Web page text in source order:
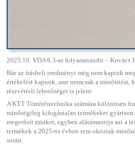
2025.10. VDA 6.3-as folyamataudit – Kovács
Bár az írásbeli eredményt még nem kaptuk
értékelést kapunk, ami nemcsak a minősítést,
részvérteli lehetőséget is jelent.
A KTT Tömítéstechnika számára különösen
minőségileg kifogástalan termékeket
megerősít minket, egyben alátámasztja azt a
termékek a 2025-ös évben sem okoztak
során.